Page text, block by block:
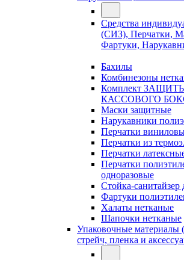
Средства
(СИЗ), Перчатки,
Фартуки,
Бахилы
Комбинезоны
Комплект
КАССОВОГО
Маски защитные
Нарукавники
Перчатки
Перчатки из
Перчатки
Перчатки
одноразовые
Стойка-санитайзер
Фартуки
Халаты нетканые
Шапочки нетканые
Упаковочные материалы
стрейч, пленка и